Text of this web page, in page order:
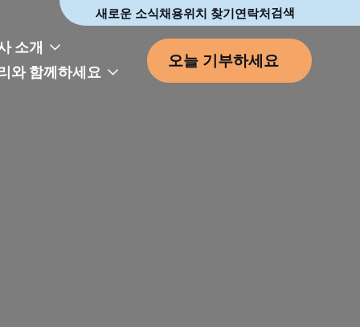
빠른 액세스
새로운 소식채용위치 찾기연락처검색
소개
와 함께하세요
오늘 기부하세요